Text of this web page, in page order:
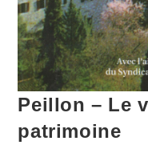
Peillon – Le
patrimoine